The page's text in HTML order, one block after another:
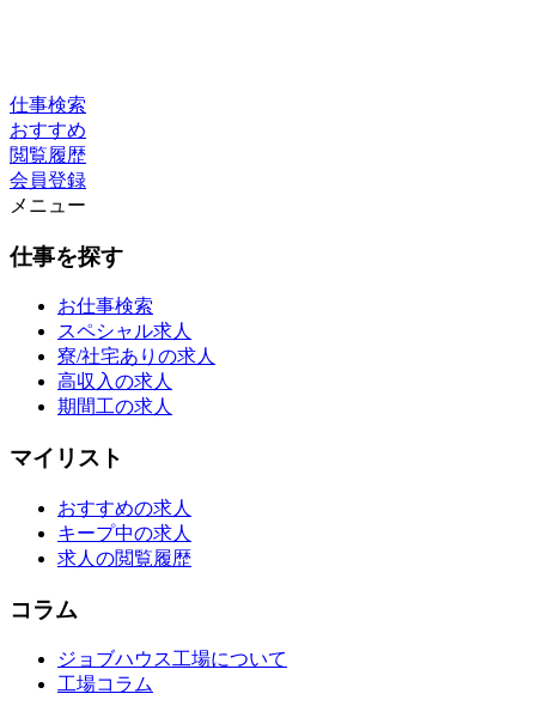
仕事検索
おすすめ
閲覧履歴
会員登録
メニュー
仕事を探す
お仕事検索
スペシャル求人
寮/社宅ありの求人
高収入の求人
期間工の求人
マイリスト
おすすめの求人
キープ中の求人
求人の閲覧履歴
コラム
ジョブハウス工場について
工場コラム